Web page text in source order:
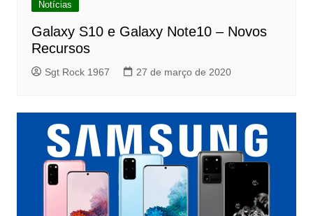
Notícias
Galaxy S10 e Galaxy Note10 – Novos
Recursos
Sgt Rock 1967 27 de março de 2020